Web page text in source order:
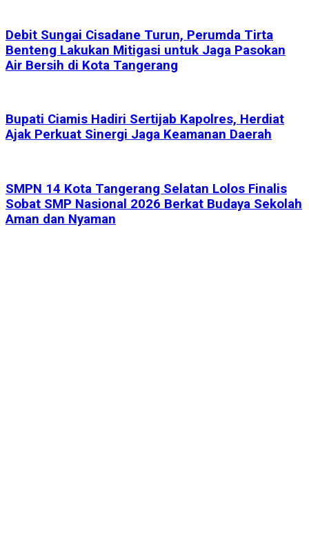
Debit Sungai Cisadane Turun, Perumda Tirta
Benteng Lakukan Mitigasi untuk Jaga Pasokan
Air Bersih di Kota Tangerang
Bupati Ciamis Hadiri Sertijab Kapolres, Herdiat
Ajak Perkuat Sinergi Jaga Keamanan Daerah
SMPN 14 Kota Tangerang Selatan Lolos Finalis
Sobat SMP Nasional 2026 Berkat Budaya Sekolah
Aman dan Nyaman